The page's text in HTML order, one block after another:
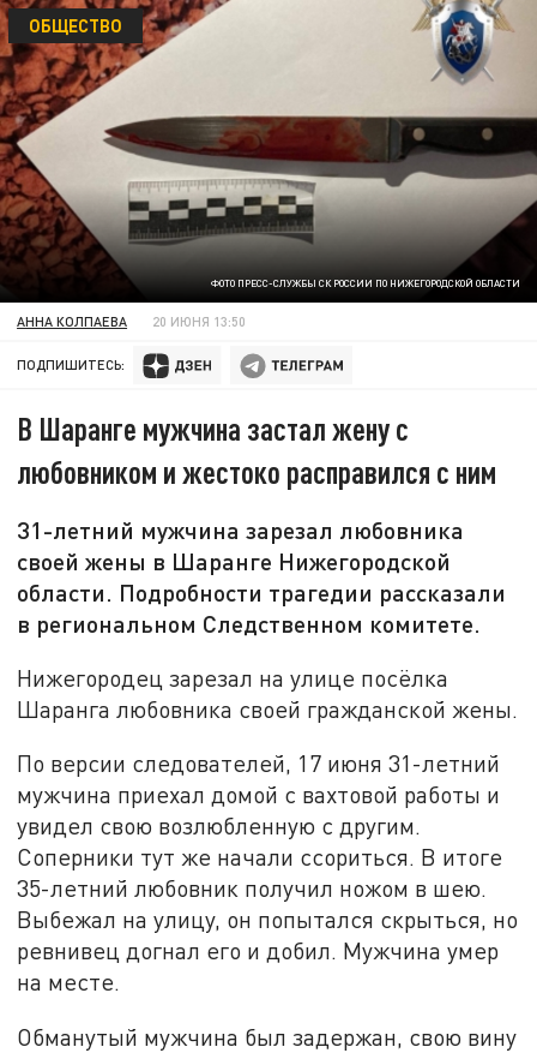
ФОТО ПРЕСС-СЛУЖБЫ СК РОССИИ ПО НИЖЕГОРОДСКОЙ ОБЛАСТИ
ОБЩЕСТВО
АННА КОЛПАЕВА 20 ИЮНЯ 13:50
ПОДПИШИТЕСЬ:
В Шаранге мужчина застал жену с
любовником и жестоко расправился с ним
31-летний мужчина зарезал любовника
своей жены в Шаранге Нижегородской
области. Подробности трагедии рассказали
в региональном Следственном комитете.
Нижегородец зарезал на улице посёлка
Шаранга любовника своей гражданской жены.
По версии следователей, 17 июня 31-летний
мужчина приехал домой с вахтовой работы и
увидел свою возлюбленную с другим.
Соперники тут же начали ссориться. В итоге
35-летний любовник получил ножом в шею.
Выбежал на улицу, он попытался скрыться, но
ревнивец догнал его и добил. Мужчина умер
на месте.
Обманутый мужчина был задержан, свою вину